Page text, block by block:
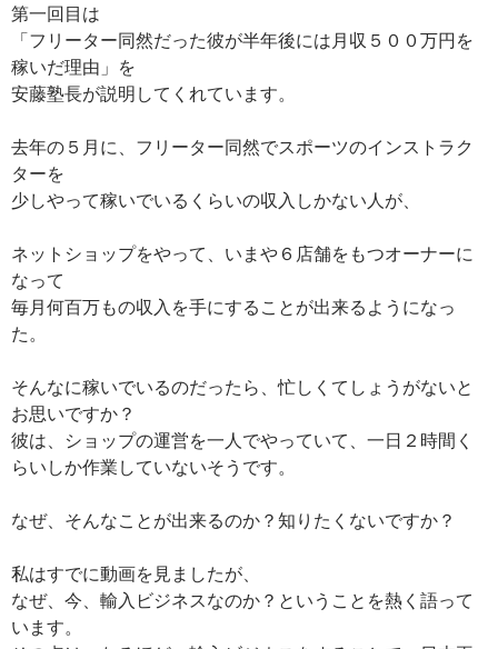
第一回目は
「フリーター同然だった彼が半年後には月収５００万円を
稼いだ理由」を
安藤塾長が説明してくれています。
去年の５月に、フリーター同然でスポーツのインストラク
ターを
少しやって稼いでいるくらいの収入しかない人が、
ネットショップをやって、いまや６店舗をもつオーナーに
なって
毎月何百万もの収入を手にすることが出来るようになっ
た。
そんなに稼いでいるのだったら、忙しくてしょうがないと
お思いですか？
彼は、ショップの運営を一人でやっていて、一日２時間く
らいしか作業していないそうです。
なぜ、そんなことが出来るのか？知りたくないですか？
私はすでに動画を見ましたが、
なぜ、今、輸入ビジネスなのか？ということを熱く語って
います。